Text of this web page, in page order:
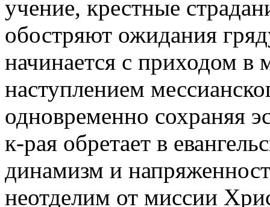
учение, крестные
обостряют ожидания
начинается с приходом в
наступлением
одновременно сохраняя
к-рая обретает в
динамизм и
неотделим от миссии